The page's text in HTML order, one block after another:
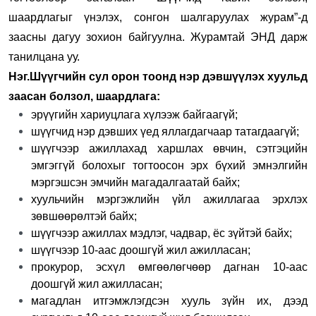
шаардлагыг үнэлэх, сонгон шалгаруулах журам”-д
заасны дагуу зохион байгуулна. Журамтай ЭНД дарж
танилцана уу.
Нэг.Шүүгчийн сул орон тоонд нэр дэвшүүлэх хуульд
заасан болзол, шаардлага:
эрүүгийн хариуцлага хүлээж байгаагүй;
шүүгчид нэр дэвших үед яллагдагчаар татагдаагүй;
шүүгчээр ажиллахад харшлах өвчин, сэтгэцийн
эмгэггүй болохыг тогтоосон эрх бүхий эмнэлгийн
мэргэшсэн эмчийн магадалгаатай байх;
хуульчийн мэргэжлийн үйл ажиллагаа эрхлэх
зөвшөөрөлтэй байх;
шүүгчээр ажиллах мэдлэг, чадвар, ёс зүйтэй байх;
шүүгчээр 10-аас доошгүй жил ажилласан;
прокурор, эсхүл өмгөөлөгчөөр дагнан 10-аас
доошгүй жил ажилласан;
магадлан итгэмжлэгдсэн хууль зүйн их, дээд